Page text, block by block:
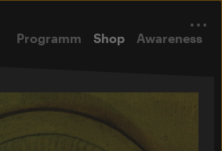
Programm Shop Awareness